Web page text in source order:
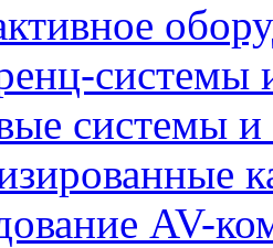
системы
системы и
AV-